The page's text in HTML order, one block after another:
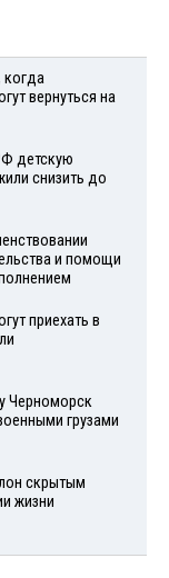
когда
вернуться на
детскую
снизить до
и помощи
приехать в
Черноморск
грузами
скрытым
жизни